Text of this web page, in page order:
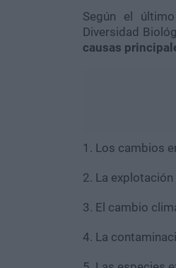
Según el
Diversidad
causas
1. Los cambios
2. La
3. El cambio
4. La